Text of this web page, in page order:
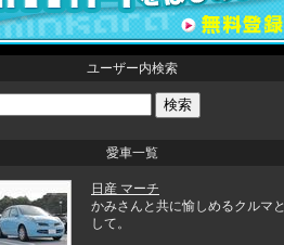
ユーザー内検索
愛車一覧
日産 マーチ
かみさんと共に愉しめるクルマと
して。